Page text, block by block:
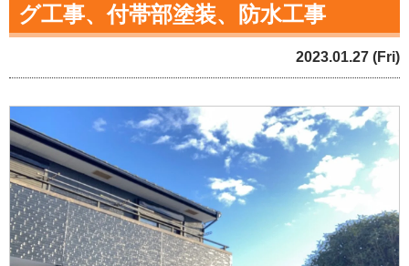
グ工事、付帯部塗装、防水工事
2023.01.27 (Fri)